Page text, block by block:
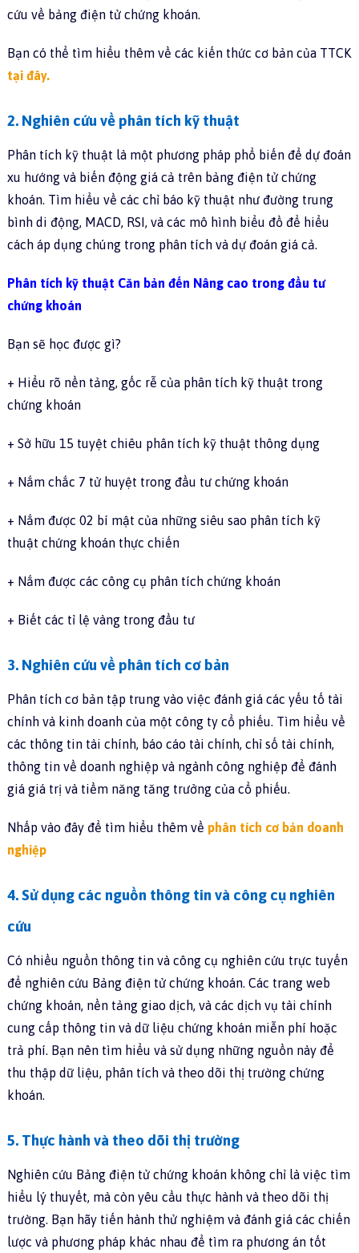
cứu về bảng điện tử chứng khoán.
Bạn có thể tìm hiểu thêm về các kiến thức cơ bản của TTCK
tại đây.
2. Nghiên cứu về phân tích kỹ thuật
Phân tích kỹ thuật là một phương pháp phổ biến để dự đoán
xu hướng và biến động giá cả trên bảng điện tử chứng
khoán. Tìm hiểu về các chỉ báo kỹ thuật như đường trung
bình di động, MACD, RSI, và các mô hình biểu đồ để hiểu
cách áp dụng chúng trong phân tích và dự đoán giá cả.
Phân tích kỹ thuật Căn bản đến Nâng cao trong đầu tư
chứng khoán
Bạn sẽ học được gì?
+ Hiểu rõ nền tảng, gốc rễ của phân tích kỹ thuật trong
chứng khoán
+ Sở hữu 15 tuyệt chiêu phân tích kỹ thuật thông dụng
+ Nắm chắc 7 tử huyệt trong đầu tư chứng khoán
+ Nắm được 02 bí mật của những siêu sao phân tích kỹ
thuật chứng khoán thực chiến
+ Nắm được các công cụ phân tích chứng khoán
+ Biết các tỉ lệ vàng trong đầu tư
3. Nghiên cứu về phân tích cơ bản
Phân tích cơ bản tập trung vào việc đánh giá các yếu tố tài
chính và kinh doanh của một công ty cổ phiếu. Tìm hiểu về
các thông tin tài chính, báo cáo tài chính, chỉ số tài chính,
thông tin về doanh nghiệp và ngành công nghiệp để đánh
giá giá trị và tiềm năng tăng trưởng của cổ phiếu.
Nhấp vào đây để tìm hiểu thêm về phân tích cơ bản doanh
nghiệp
4. Sử dụng các nguồn thông tin và công cụ nghiên
cứu
Có nhiều nguồn thông tin và công cụ nghiên cứu trực tuyến
để nghiên cứu Bảng điện tử chứng khoán. Các trang web
chứng khoán, nền tảng giao dịch, và các dịch vụ tài chính
cung cấp thông tin và dữ liệu chứng khoán miễn phí hoặc
trả phí. Bạn nên tìm hiểu và sử dụng những nguồn này để
thu thập dữ liệu, phân tích và theo dõi thị trường chứng
khoán.
5. Thực hành và theo dõi thị trường
Nghiên cứu Bảng điện tử chứng khoán không chỉ là việc tìm
hiểu lý thuyết, mà còn yêu cầu thực hành và theo dõi thị
trường. Bạn hãy tiến hành thử nghiệm và đánh giá các chiến
lược và phương pháp khác nhau để tìm ra phương án tốt